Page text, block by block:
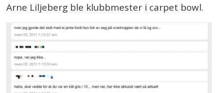
Arne Liljeberg ble klubbmester i carpet bowl.